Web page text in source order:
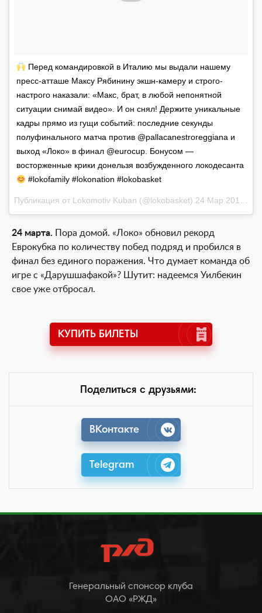
Перед командировкой в Италию мы выдали нашему
пресс-атташе Максу Рябинину экшн-камеру и строго-
настрого наказали: «Макс, брат, в любой непонятной
ситуации снимай видео». И он снял! Держите уникальные
кадры прямо из гущи событий: последние секунды
полуфинального матча против @pallacanestroreggiana и
выход «Локо» в финал @eurocup. Бонусом —
восторженные крики донельзя возбужденного локодесанта
#lokofamily #lokonation #lokobasket
Публикация от Lokomotiv Kuban (@lokobasket) 24 Мар 2018 в 3:57 PDT
24 марта. Пора домой. «Локо» обновил рекорд
Еврокубка по количеству побед подряд и пробился в
финал без единого поражения. Что думает команда об
игре с «Дарушшафакой»? Шутит: надеемся Уилбекин
свое уже отбросал.
КУПИТЬ БИЛЕТЫ
Поделиться с друзьями:
ВКонтакте
Telegram
Генеральный спонсор клуба
ОАО «РЖД»